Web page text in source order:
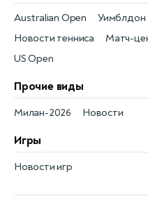
Новости тенниса
Australian Open
Матч-
Уимблдон
US Open
Прочие виды
Новости
Милан-2026
Игры
Новости игр